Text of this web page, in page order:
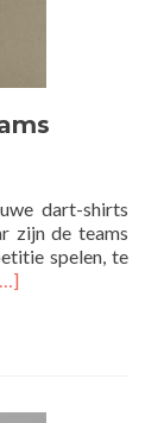
dart-shirts
zijn de teams
spelen, te